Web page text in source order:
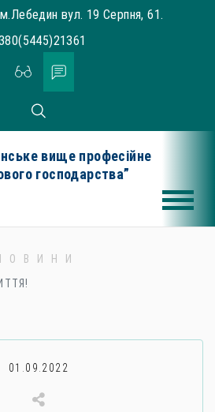
вул. 19 Серпня, 61.
вище професійне
господарства”
01.09.2022